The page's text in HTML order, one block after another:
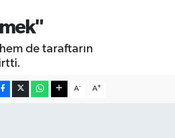
de taraftarın
A- A+